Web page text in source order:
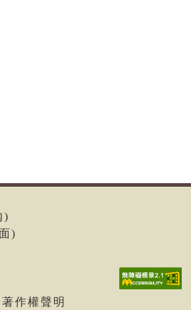
)
)
作權聲明